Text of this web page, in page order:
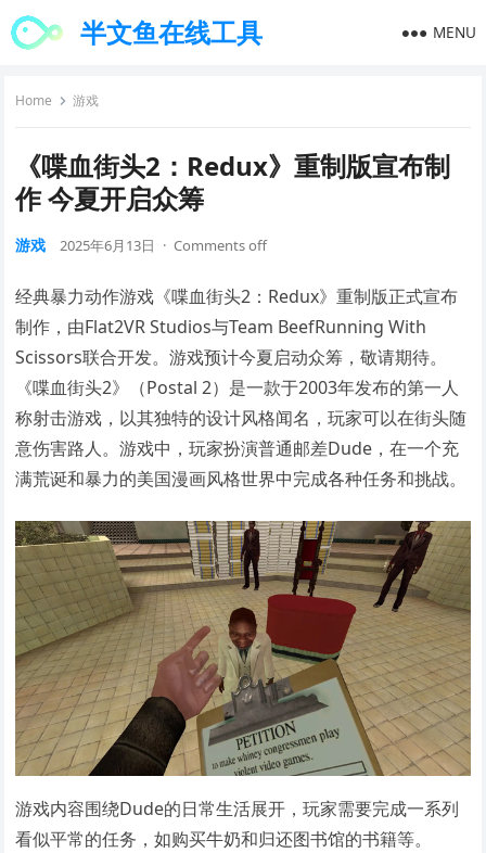
半文鱼在线工具 MENU
Home 游戏
《喋血街头2：Redux》重制版宣布制
作 今夏开启众筹
游戏 2025年6月13日 · Comments off
经典暴力动作游戏《喋血街头2：Redux》重制版正式宣布
制作，由Flat2VR Studios与Team BeefRunning With
Scissors联合开发。游戏预计今夏启动众筹，敬请期待。
《喋血街头2》（Postal 2）是一款于2003年发布的第一人
称射击游戏，以其独特的设计风格闻名，玩家可以在街头随
意伤害路人。游戏中，玩家扮演普通邮差Dude，在一个充
满荒诞和暴力的美国漫画风格世界中完成各种任务和挑战。
游戏内容围绕Dude的日常生活展开，玩家需要完成一系列
看似平常的任务，如购买牛奶和归还图书馆的书籍等。